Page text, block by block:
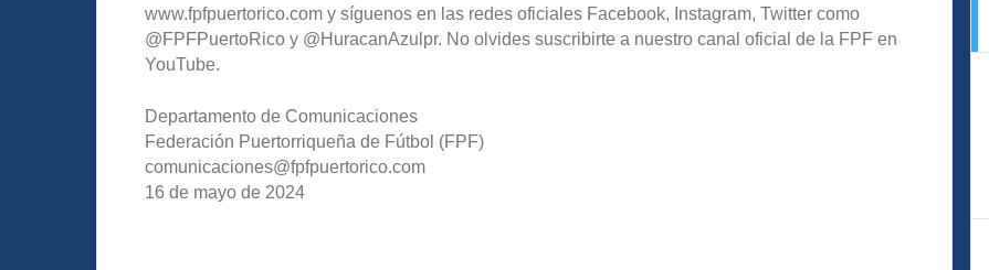
www.fpfpuertorico.com y síguenos en las redes oficiales Facebook, Instagram, Twitter como
@FPFPuertoRico y @HuracanAzulpr. No olvides suscribirte a nuestro canal oficial de la FPF en
YouTube.
Departamento de Comunicaciones
Federación Puertorriqueña de Fútbol (FPF)
comunicaciones@fpfpuertorico.com
16 de mayo de 2024